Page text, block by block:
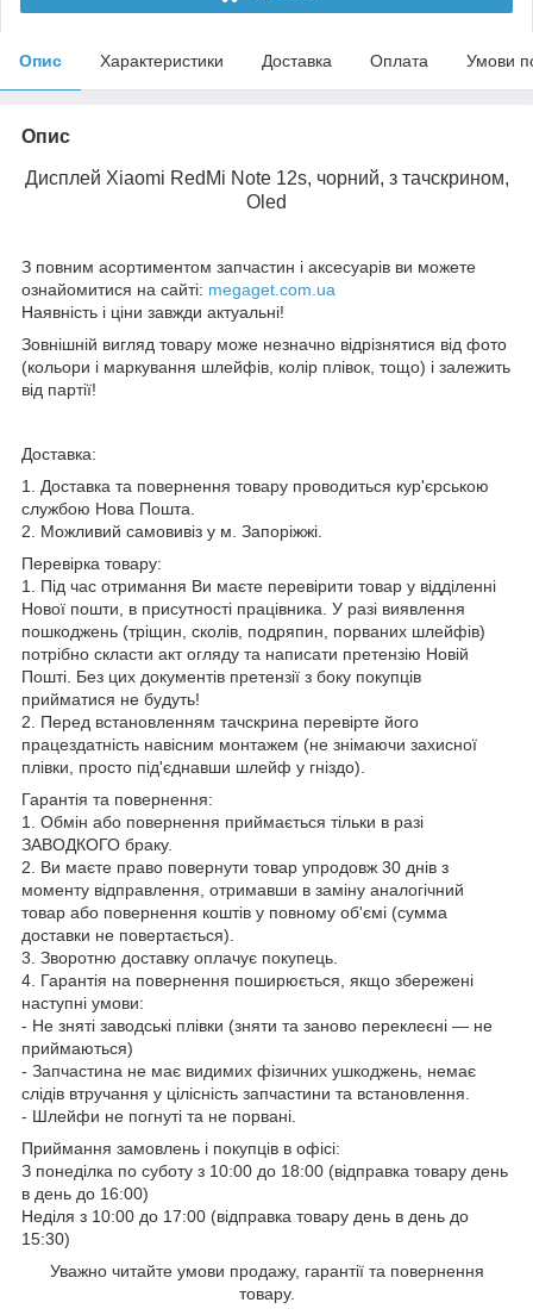
Опис Характеристики Доставка Оплата Умови
Опис
Дисплей Xiaomi RedMi Note 12s, чорний, з тачскрином,
Oled
З повним асортиментом запчастин і аксесуарів ви можете
ознайомитися на сайті: megaget.com.ua
Наявність і ціни завжди актуальні!
Зовнішній вигляд товару може незначно відрізнятися від фото
(кольори і маркування шлейфів, колір плівок, тощо) і залежить
від партії!
Доставка:
1. Доставка та повернення товару проводиться кур'єрською
службою Нова Пошта.
2. Можливий самовивіз у м. Запоріжжі.
Перевірка товару:
1. Під час отримання Ви маєте перевірити товар у відділенні
Нової пошти, в присутності працівника. У разі виявлення
пошкоджень (тріщин, сколів, подряпин, порваних шлейфів)
потрібно скласти акт огляду та написати претензію Новій
Пошті. Без цих документів претензії з боку покупців
прийматися не будуть!
2. Перед встановленням тачскрина перевірте його
працездатність навісним монтажем (не знімаючи захисної
плівки, просто під'єднавши шлейф у гніздо).
Гарантія та повернення:
1. Обмін або повернення приймається тільки в разі
ЗАВОДКОГО браку.
2. Ви маєте право повернути товар упродовж 30 днів з
моменту відправлення, отримавши в заміну аналогічний
товар або повернення коштів у повному об'ємі (сумма
доставки не повертається).
3. Зворотню доставку оплачує покупець.
4. Гарантія на повернення поширюється, якщо збережені
наступні умови:
- Не зняті заводські плівки (зняти та заново переклеєні — не
приймаються)
- Запчастина не має видимих фізичних ушкоджень, немає
слідів втручання у цілісність запчастини та встановлення.
- Шлейфи не погнуті та не порвані.
Приймання замовлень і покупців в офісі:
З понеділка по суботу з 10:00 до 18:00 (відправка товару день
в день до 16:00)
Неділя з 10:00 до 17:00 (відправка товару день в день до
15:30)
Уважно читайте умови продажу, гарантії та повернення
товару.